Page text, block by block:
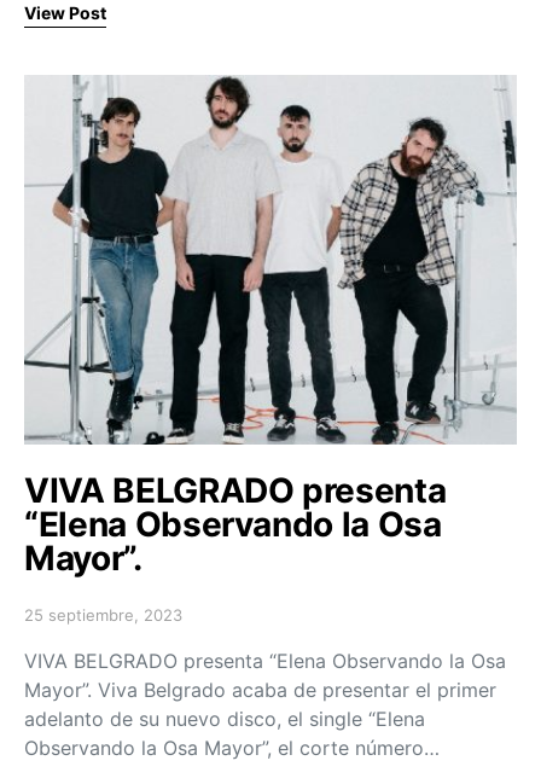
View Post
VIVA BELGRADO presenta
“Elena Observando la Osa
Mayor”.
Posted on
25 septiembre, 2023
VIVA BELGRADO presenta “Elena Observando la Osa
Mayor”. Viva Belgrado acaba de presentar el primer
adelanto de su nuevo disco, el single “Elena
Observando la Osa Mayor”, el corte número…